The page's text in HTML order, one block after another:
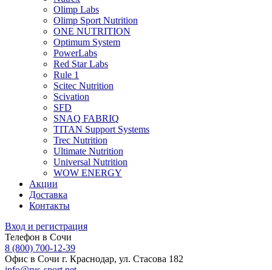
Olimp Labs
Olimp Sport Nutrition
ONE NUTRITION
Optimum System
PowerLabs
Red Star Labs
Rule 1
Scitec Nutrition
Scivation
SFD
SNAQ FABRIQ
TITAN Support Systems
Trec Nutrition
Ultimate Nutrition
Universal Nutrition
WOW ENERGY
Акции
Доставка
Контакты
Вход и регистрация
Телефон в Сочи
8 (800) 700-12-39
Офис в Сочи г. Краснодар, ул. Стасова 182